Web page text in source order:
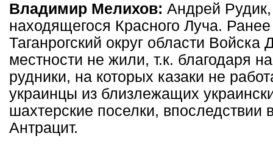
Владимир Мелихов: Андрей
находящегося Красного Луча.
Таганрогский округ области Войска
местности не жили, т.к. благодаря
рудники, на которых казаки не
украинцы из близлежащих
шахтерские поселки, впоследствии
Антрацит.